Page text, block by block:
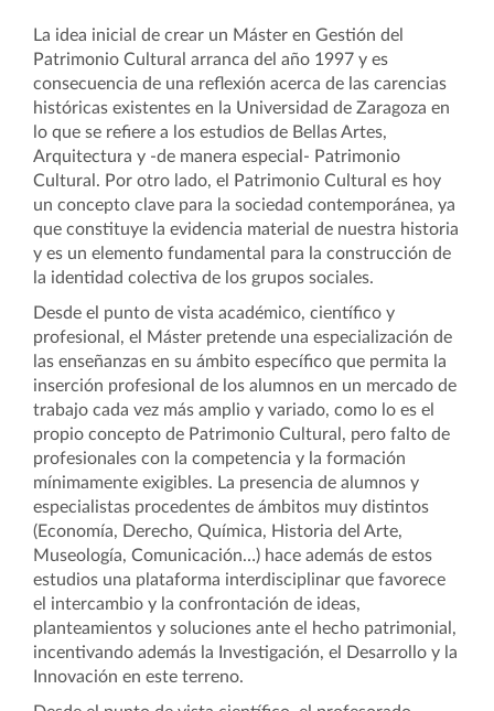
La idea inicial de crear un Máster en Gestión del
Patrimonio Cultural arranca del año 1997 y es
consecuencia de una reflexión acerca de las carencias
históricas existentes en la Universidad de Zaragoza en
lo que se refiere a los estudios de Bellas Artes,
Arquitectura y -de manera especial- Patrimonio
Cultural. Por otro lado, el Patrimonio Cultural es hoy
un concepto clave para la sociedad contemporánea, ya
que constituye la evidencia material de nuestra historia
y es un elemento fundamental para la construcción de
la identidad colectiva de los grupos sociales.
Desde el punto de vista académico, científico y
profesional, el Máster pretende una especialización de
las enseñanzas en su ámbito específico que permita la
inserción profesional de los alumnos en un mercado de
trabajo cada vez más amplio y variado, como lo es el
propio concepto de Patrimonio Cultural, pero falto de
profesionales con la competencia y la formación
mínimamente exigibles. La presencia de alumnos y
especialistas procedentes de ámbitos muy distintos
(Economía, Derecho, Química, Historia del Arte,
Museología, Comunicación…) hace además de estos
estudios una plataforma interdisciplinar que favorece
el intercambio y la confrontación de ideas,
planteamientos y soluciones ante el hecho patrimonial,
incentivando además la Investigación, el Desarrollo y la
Innovación en este terreno.